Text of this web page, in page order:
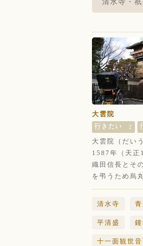
清水寺・
大雲院
2
大雲院（だい
1587年（天正
織田信長とそ
を弔うため烏
清水寺
平清盛
十一面観世